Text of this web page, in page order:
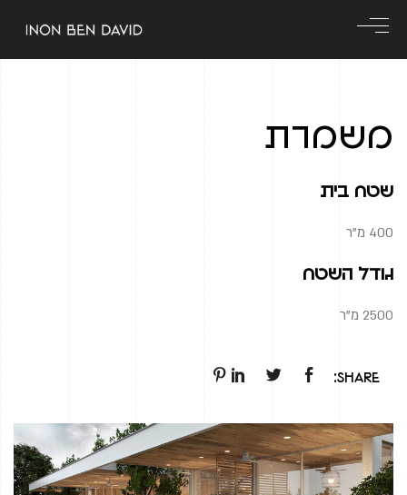
משמרת
שטח בית
400 מ"ר
גודל השטח
2500 מ"ר
Share: